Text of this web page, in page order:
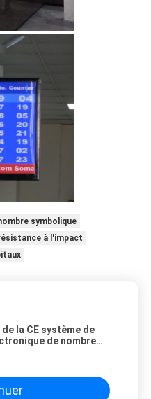
symbolique
à l'impact
la CE système de
de nombre